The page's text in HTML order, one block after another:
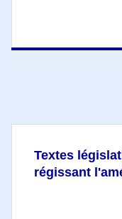
Textes
régissant